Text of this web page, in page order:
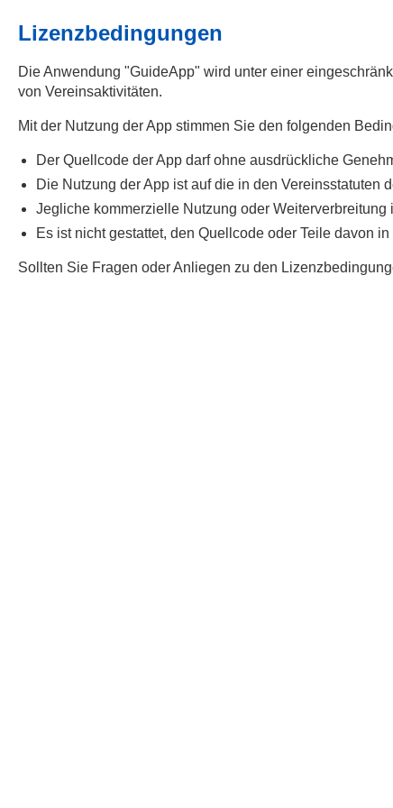
Lizenzbedingungen
Die Anwendung "GuideApp" wird unter einer
von Vereinsaktivitäten.
Mit der Nutzung der App stimmen Sie den folgenden
Der Quellcode der App darf ohne ausdrückliche
Die Nutzung der App ist auf die in den Vereinsstatuten
Jegliche kommerzielle Nutzung oder Weiterverbreitung
Es ist nicht gestattet, den Quellcode oder Teile davon
Sollten Sie Fragen oder Anliegen zu den